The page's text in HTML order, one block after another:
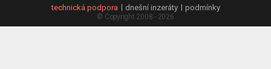
technická podpora dnešní inzeráty podmínky
© Copyright 2008 - 2026